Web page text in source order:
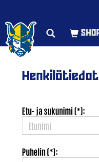
Henkilötiedot
Etu- ja sukunimi (*):
Puhelin (*):